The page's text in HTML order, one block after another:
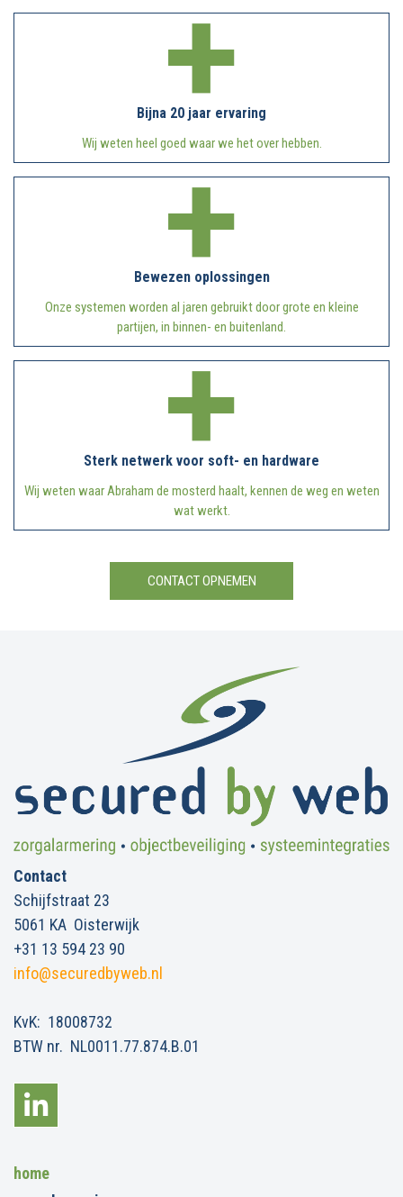
Bijna 20 jaar ervaring
Wij weten heel goed waar we het over hebben.
Bewezen oplossingen
Onze systemen worden al jaren gebruikt door grote en kleine
partijen, in binnen- en buitenland.
Sterk netwerk voor soft- en hardware
Wij weten waar Abraham de mosterd haalt, kennen de weg en weten
wat werkt.
CONTACT OPNEMEN
Contact
Schijfstraat 23
5061 KA Oisterwijk
+31 13 594 23 90
info@securedbyweb.nl
KvK: 18008732
BTW nr. NL0011.77.874.B.01
home